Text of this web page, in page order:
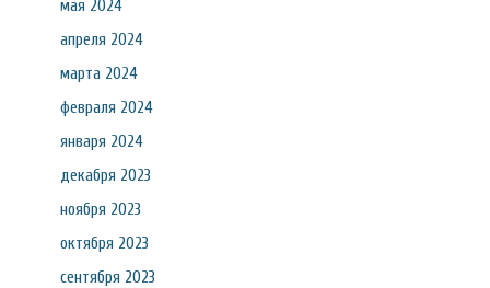
мая 2024
апреля 2024
марта 2024
февраля 2024
января 2024
декабря 2023
ноября 2023
октября 2023
сентября 2023